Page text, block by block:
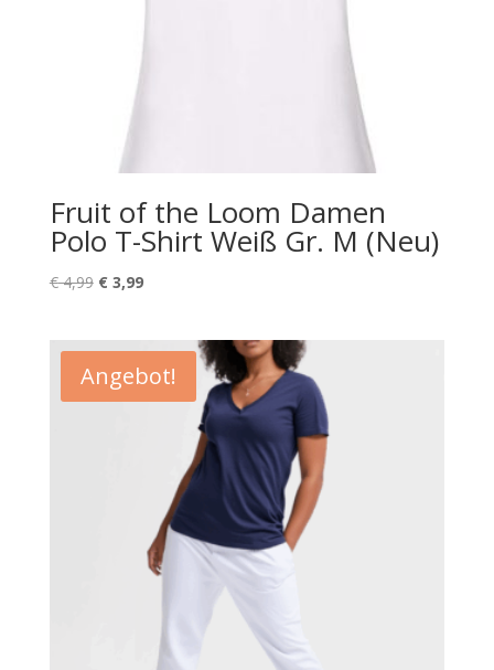
Fruit of the Loom Damen
Polo T-Shirt Weiß Gr. M (Neu)
€4,99 Ursprünglicher
€ 4,99
€3,99Aktueller
€ 3,99.
Angebot!